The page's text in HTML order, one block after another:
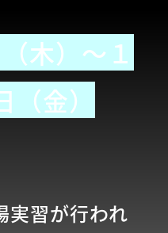
木）～１
金）
実習が行われ